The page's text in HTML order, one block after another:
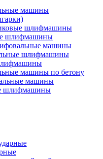
машины
шлифмашины
шлифмашины
машины
шлифмашины
машины по бетону
машины
шлифмашины